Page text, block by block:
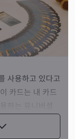
사용하고 있다고
카드는 내 카드
주로 사용하고 있